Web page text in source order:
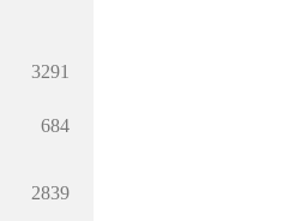
3291
684
2839